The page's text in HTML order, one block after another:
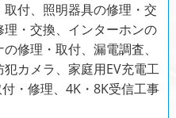
付、照明器具の修理・交
・交換、インターホンの
修理・取付、漏電調査、
カメラ、家庭用EV充電工
・修理、4K・8K受信工事